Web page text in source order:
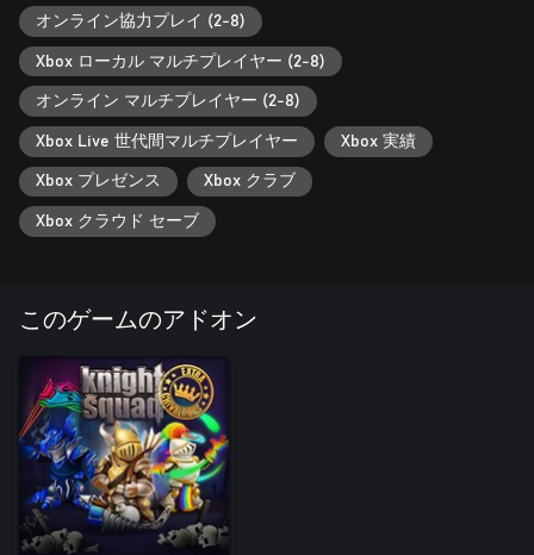
オンライン協力プレイ (2-8)
Xbox ローカル マルチプレイヤー (2-8)
オンライン マルチプレイヤー (2-8)
Xbox Live 世代間マルチプレイヤー Xbox 実績
Xbox プレゼンス Xbox クラブ
Xbox クラウド セーブ
このゲームのアドオン